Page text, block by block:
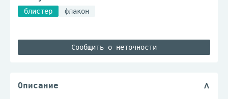
блистер флакон
Сообщить о неточности
Описание